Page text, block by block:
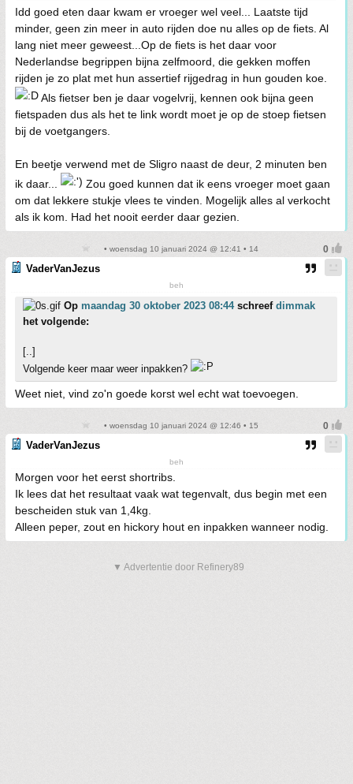
Idd goed eten daar kwam er vroeger wel veel... Laatste tijd
minder, geen zin meer in auto rijden doe nu alles op de fiets. Al
lang niet meer geweest...Op de fiets is het daar voor
Nederlandse begrippen bijna zelfmoord, die gekken moffen
rijden je zo plat met hun assertief rijgedrag in hun gouden koe.
Als fietser ben je daar vogelvrij, kennen ook bijna geen
fietspaden dus als het te link wordt moet je op de stoep fietsen
bij de voetgangers.
En beetje verwend met de Sligro naast de deur, 2 minuten ben
ik daar...
Zou goed kunnen dat ik eens vroeger moet gaan
om dat lekkere stukje vlees te vinden. Mogelijk alles al verkocht
als ik kom. Had het nooit eerder daar gezien.
• woensdag 10 januari 2024 @ 12:41 • 14
VaderVanJezus
beh
Op maandag 30 oktober 2023 08:44schreef dimmak
het volgende:
[..]
Volgende keer maar weer inpakken?
Weet niet, vind zo'n goede korst wel echt wat toevoegen.
• woensdag 10 januari 2024 @ 12:46 • 15
VaderVanJezus
beh
Morgen voor het eerst shortribs.
Ik lees dat het resultaat vaak wat tegenvalt, dus begin met een
bescheiden stuk van 1,4kg.
Alleen peper, zout en hickory hout en inpakken wanneer nodig.
▼ Advertentie door Refinery89